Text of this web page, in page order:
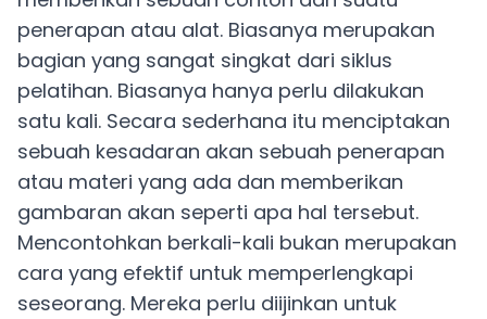
penerapan atau alat. Biasanya merupakan
bagian yang sangat singkat dari siklus
pelatihan. Biasanya hanya perlu dilakukan
satu kali. Secara sederhana itu menciptakan
sebuah kesadaran akan sebuah penerapan
atau materi yang ada dan memberikan
gambaran akan seperti apa hal tersebut.
Mencontohkan berkali-kali bukan merupakan
cara yang efektif untuk memperlengkapi
seseorang. Mereka perlu diijinkan untuk